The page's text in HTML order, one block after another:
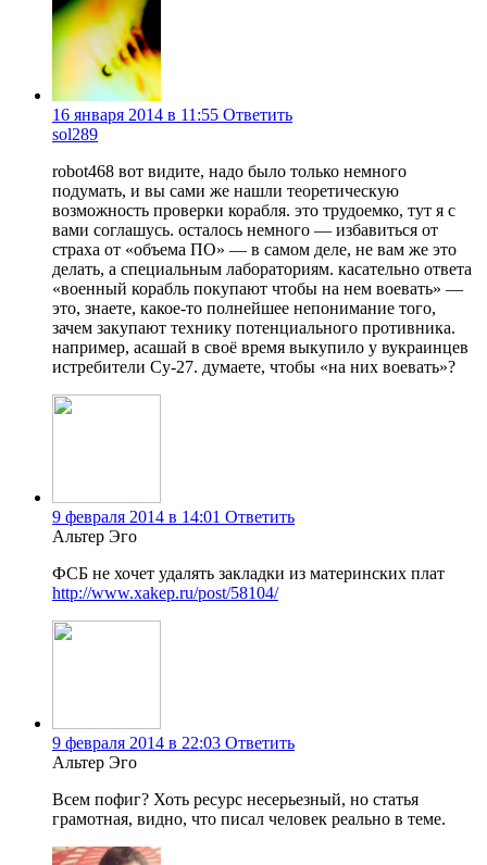
16 января 2014 в 11:55 Ответить
sol289
robot468 вот видите, надо было только немного
подумать, и вы сами же нашли теоретическую
возможность проверки корабля. это трудоемко, тут я с
вами соглашусь. осталось немного — избавиться от
страха от «объема ПО» — в самом деле, не вам же это
делать, а специальным лабораториям. касательно ответа
«военный корабль покупают чтобы на нем воевать» —
это, знаете, какое-то полнейшее непонимание того,
зачем закупают технику потенциального противника.
например, асашай в своё время выкупило у вукраинцев
истребители Су-27. думаете, чтобы «на них воевать»?
9 февраля 2014 в 14:01 Ответить
Альтер Эго
ФСБ не хочет удалять закладки из материнских плат
http://www.xakep.ru/post/58104/
9 февраля 2014 в 22:03 Ответить
Альтер Эго
Всем пофиг? Хоть ресурс несерьезный, но статья
грамотная, видно, что писал человек реально в теме.